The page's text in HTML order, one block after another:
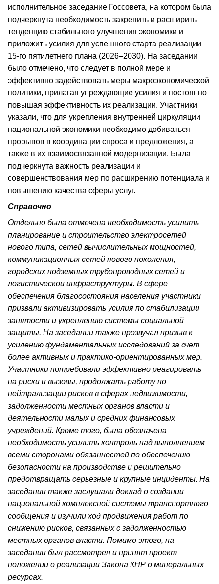
исполнительное заседание Госсовета, на котором была
подчеркнута необходимость закрепить и расширить
тенденцию стабильного улучшения экономики и
приложить усилия для успешного старта реализации
15-го пятилетнего плана (2026–2030). На заседании
было отмечено, что следует в полной мере и
эффективно задействовать меры макроэкономической
политики, прилагая упреждающие усилия и постоянно
повышая эффективность их реализации. Участники
указали, что для укрепления внутренней циркуляции
национальной экономики необходимо добиваться
прорывов в координации спроса и предложения, а
также в их взаимосвязанной модернизации. Была
подчеркнута важность реализации и
совершенствования мер по расширению потенциала и
повышению качества сферы услуг.
Справочно
Отдельно была отмечена необходимость усилить
планирование и строительство электросетей
нового типа, сетей вычислительных мощностей,
коммуникационных сетей нового поколения,
городских подземных трубопроводных сетей и
логистической инфраструктуры. В сфере
обеспечения благосостояния населения участники
призвали активизировать усилия по стабилизации
занятости и укреплению системы социальной
защиты. На заседании также прозвучал призыв к
усилению фундаментальных исследований за счет
более активных и практико-ориентированных мер.
Участники потребовали эффективно реагировать
на риски и вызовы, продолжать работу по
нейтрализации рисков в сферах недвижимости,
задолженности местных органов власти и
деятельности малых и средних финансовых
учреждений. Кроме того, была обозначена
необходимость усилить контроль над выполнением
всеми сторонами обязанностей по обеспечению
безопасности на производстве и решительно
предотвращать серьезные и крупные инциденты. На
заседании также заслушали доклад о создании
национальной комплексной системы транспортного
сообщения и изучили ход продвижения работ по
снижению рисков, связанных с задолженностью
местных органов власти. Помимо этого, на
заседании был рассмотрен и принят проект
положений о реализации Закона КНР о минеральных
ресурсах.